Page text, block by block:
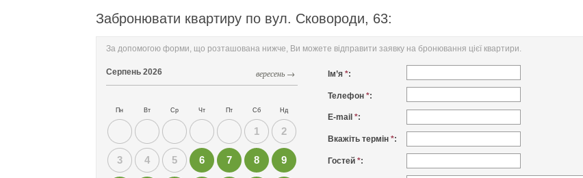
Забронювати квартиру по вул. Сковороди, 63:
За допомогою форми, що розташована нижче, Ви можете відправити заявку на бронювання цієї квартири.
вересень →
Серпень 2026
Пн Вт Ср Чт Пт Сб Нд
1 2
3 4 5 6 7 8 9
Ім’я *:
Телефон *:
E-mail *:
Вкажіть термін *:
Гостей *: